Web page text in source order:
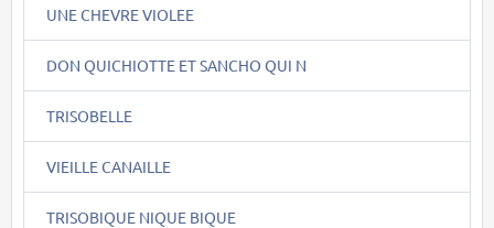
UNE CHEVRE VIOLEE
DON QUICHIOTTE ET SANCHO QUI N
TRISOBELLE
VIEILLE CANAILLE
TRISOBIQUE NIQUE BIQUE